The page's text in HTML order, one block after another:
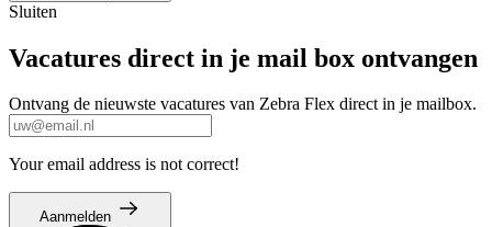
Sluiten
Vacatures direct in je mail box ontvangen
Ontvang de nieuwste vacatures van Zebra Flex direct in je mailbox.
Your email address is not correct!
Aanmelden